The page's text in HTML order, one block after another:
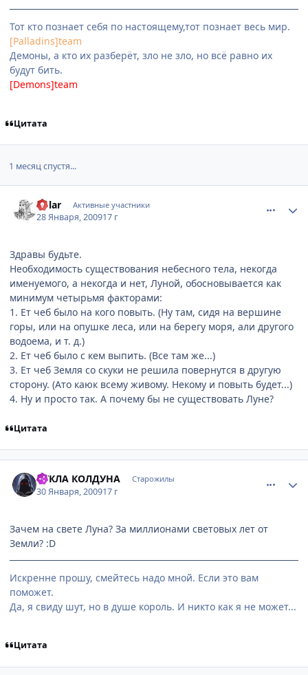
Тот кто познает себя по настоящему,тот познает весь мир.
[Palladins]team
Демоны, а кто их разберёт, зло не зло, но всё равно их
будут бить.
[Demons]team
Цитата
1 месяц спустя...
Volar Активные участники
28 Января, 200917 г
Здравы будьте.
Необходимость существования небесного тела, некогда
именуемого, а некогда и нет, Луной, обосновывается как
минимум четырьмя факторами:
1. Ет чеб было на кого повыть. (Ну там, сидя на вершине
горы, или на опушке леса, или на берегу моря, али другого
водоема, и т. д.)
2. Ет чеб было с кем выпить. (Все там же...)
3. Ет чеб Земля со скуки не решила повернутся в другую
сторону. (Ато каюк всему живому. Некому и повыть будет...)
4. Ну и просто так. А почему бы не существовать Луне?
Цитата
КУКЛА КОЛДУНА Старожилы
30 Января, 200917 г
Зачем на свете Луна? За миллионами световых лет от
Земли? :D
Искренне прошу, смейтесь надо мной. Если это вам
поможет.
Да, я свиду шут, но в душе король. И никто как я не может...
Цитата